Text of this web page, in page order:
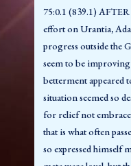
75:1.3 (839.4) Adão e
inteiramente
irmandade do
escuridão espiritual e
ainda pior pelo
precedente. A mente
e, em vez de iniciar a
religiosa, eles tinham
75:0.1 (839.1)
effort on Urantia,
progress outside the
seem to be
betterment appeared
situation seemed so
for relief not
that is what often
so expressed himself